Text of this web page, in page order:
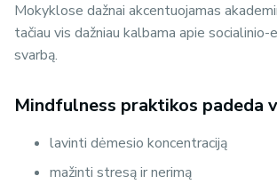
Mokyklose dažnai akcentuojamas
tačiau vis dažniau kalbama apie socialinio-
svarbą.
Mindfulness praktikos padeda
lavinti dėmesio koncentraciją
mažinti stresą ir nerimą